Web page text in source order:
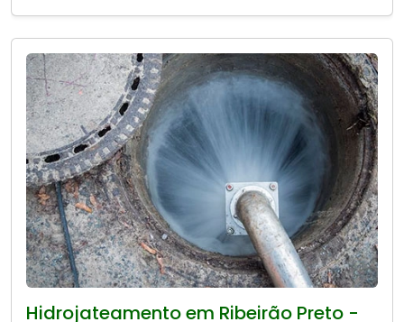
Hidrojateamento em Ribeirão Preto -